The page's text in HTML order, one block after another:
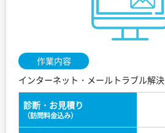
作業内容
インターネット・メールトラブル解決
診断・お見積り
（訪問料金込み）